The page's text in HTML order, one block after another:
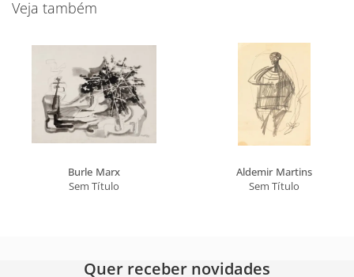
Veja também
Burle Marx
Sem Título
Aldemir Martins
Sem Título
Quer receber novidades